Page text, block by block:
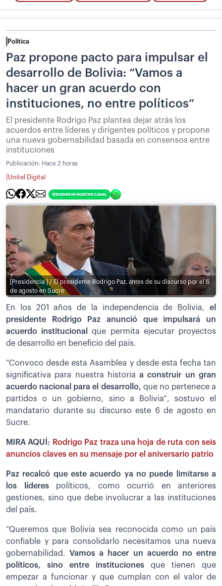
Política
Paz propone pacto para impulsar el
desarrollo de Bolivia: “Vamos a
hacer un gran acuerdo con
instituciones, no entre políticos”
El presidente Rodrigo Paz plantea dejar atrás los
acuerdos entre líderes y dirigentes políticos y propone
una nueva gobernabilidad basada en consensos entre
instituciones
Publicación: Hace 2 horas
Unitel Digital
[Presidencia ] / El presidente Rodrigo Paz, antes de su discurso por el 6
de agosto en Sucre
En los 201 años de la independencia de Bolivia, el
presidente Rodrigo Paz anunció que impulsará un
acuerdo institucional
que permita ejecutar proyectos
de desarrollo en beneficio del país.
”Convoco desde esta Asamblea y desde esta fecha tan
significativa para nuestra historiaa construir un gran
acuerdo nacional para el desarrollo, que no pertenece a
partidos o un gobierno, sino a Bolivia”, sostuvo el
mandatario durante su discurso este 6 de agosto en
Sucre.
MIRA AQUÍ: Rodrigo Paz traza una hoja de ruta con seis
anuncios claves en su mensaje por el aniversario patrio
Paz recalcó que este acuerdo ya no puede limitarse a
los líderespolíticos, como ocurrió en anteriores
gestiones, sino que debe involucrar a las instituciones
del país.
“Queremos que Bolivia sea reconocida como un país
confiable y para consolidarlo necesitamos una nueva
gobernabilidad.
Vamos a hacer un acuerdo no entre
políticos, sino entre instituciones que tienen que
empezar a funcionar y que cumplan con el valor de